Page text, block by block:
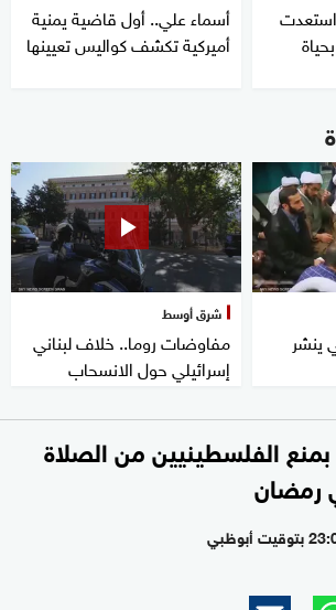
استعدت
أسماء علي.. أول قاضية يمنية
أميركية تكشف كواليس تعيينها
ينشر
شرق أوسط
مفاوضات روما.. خلاف لبناني
إسرائيلي حول الانسحاب
الفلسطينيين من الصلاة
رمضان